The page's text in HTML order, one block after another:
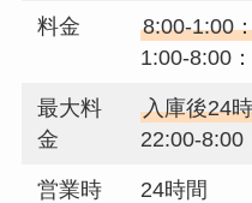
料金
8:00-1:00
1:00-8:00
最大料
金
入庫後24
22:00-8:00
営業時
24時間